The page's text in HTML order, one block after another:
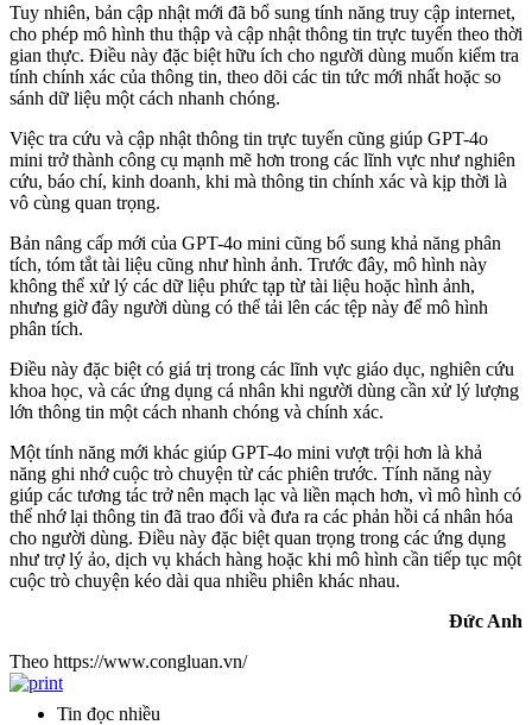
Tuy nhiên, bản cập nhật mới đã bổ sung tính năng truy cập internet,
cho phép mô hình thu thập và cập nhật thông tin trực tuyến theo thời
gian thực. Điều này đặc biệt hữu ích cho người dùng muốn kiểm tra
tính chính xác của thông tin, theo dõi các tin tức mới nhất hoặc so
sánh dữ liệu một cách nhanh chóng.
Việc tra cứu và cập nhật thông tin trực tuyến cũng giúp GPT-4o
mini trở thành công cụ mạnh mẽ hơn trong các lĩnh vực như nghiên
cứu, báo chí, kinh doanh, khi mà thông tin chính xác và kịp thời là
vô cùng quan trọng.
Bản nâng cấp mới của GPT-4o mini cũng bổ sung khả năng phân
tích, tóm tắt tài liệu cũng như hình ảnh. Trước đây, mô hình này
không thể xử lý các dữ liệu phức tạp từ tài liệu hoặc hình ảnh,
nhưng giờ đây người dùng có thể tải lên các tệp này để mô hình
phân tích.
Điều này đặc biệt có giá trị trong các lĩnh vực giáo dục, nghiên cứu
khoa học, và các ứng dụng cá nhân khi người dùng cần xử lý lượng
lớn thông tin một cách nhanh chóng và chính xác.
Một tính năng mới khác giúp GPT-4o mini vượt trội hơn là khả
năng ghi nhớ cuộc trò chuyện từ các phiên trước. Tính năng này
giúp các tương tác trở nên mạch lạc và liền mạch hơn, vì mô hình có
thể nhớ lại thông tin đã trao đổi và đưa ra các phản hồi cá nhân hóa
cho người dùng. Điều này đặc biệt quan trọng trong các ứng dụng
như trợ lý ảo, dịch vụ khách hàng hoặc khi mô hình cần tiếp tục một
cuộc trò chuyện kéo dài qua nhiều phiên khác nhau.
Đức Anh
Theo https://www.congluan.vn/
Tin đọc nhiều